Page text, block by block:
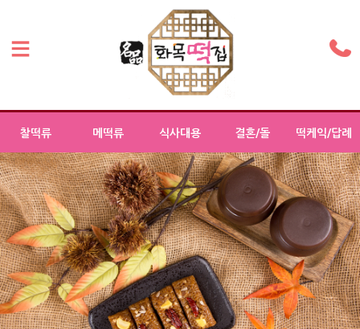
찰떡류 메떡류 식사대용 결혼/돌 떡케익/답례